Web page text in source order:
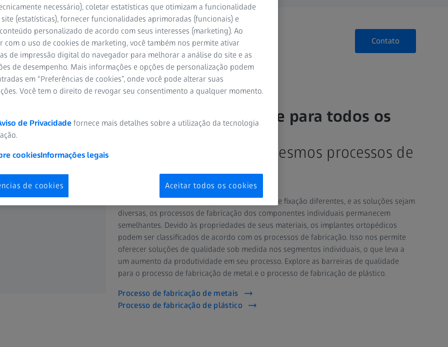
Contato
Soluções de qualidade para todos os
tipos de implantes
Implantes diferentes, mesmos processos de
fabricação
Embora existam muitos implantes e filosofias de fixação diferentes, e as soluções sejam
diversas, os processos de fabricação dos componentes individuais permanecem
semelhantes. Devido às propriedades de seus materiais, os implantes ortopédicos
podem ser classificados de acordo com os processos de fabricação. Isso nos permite
oferecer soluções de qualidade sob medida nos segmentos individuais, o que leva a
um aumento da produtividade em seu processo. Explore as barreiras de qualidade
para o processo de fabricação de metal e o processo de fabricação de plástico.
Processo de fabricação de metais
Processo de fabricação de plástico
necessário), coletar estatísticas que otimizam a funcionalidade
(estatísticas), fornecer funcionalidades aprimoradas (funcionais) e
personalizado de acordo com seus interesses (marketing). Ao
com o uso de cookies de marketing, você também nos permite ativar
de impressão digital do navegador para melhorar a análise do site e as
de desempenho. Mais informações e opções de personalização podem
em “Preferências de cookies”, onde você pode alterar suas
Você tem o direito de revogar seu consentimento a qualquer momento.
de Privacidade fornece mais detalhes sobre a utilização da tecnologia
cookiesInformações legais
de cookies Aceitar todos os cookies